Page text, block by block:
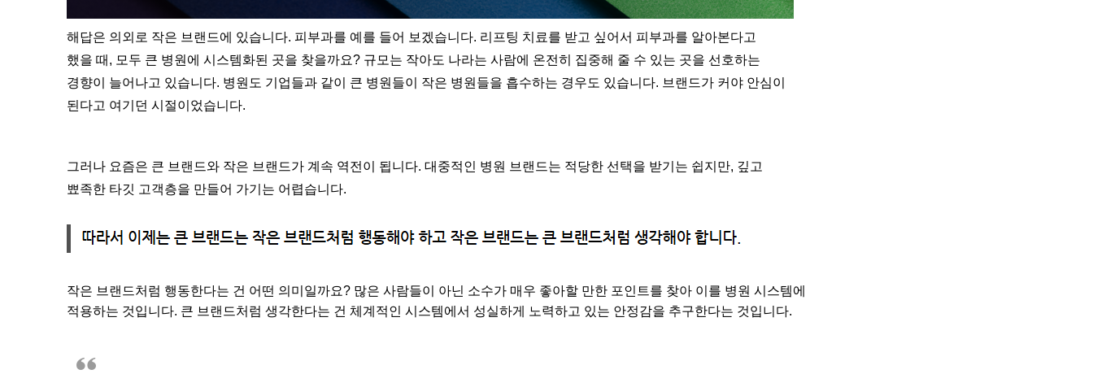
해답은 의외로 작은 브랜드에 있습니다. 피부과를 예를 들어 보겠습니다. 리프팅 치료를 받고 싶어서 피부과를 알아본다고
했을 때, 모두 큰 병원에 시스템화된 곳을 찾을까요? 규모는 작아도 나라는 사람에 온전히 집중해 줄 수 있는 곳을 선호하는
경향이 늘어나고 있습니다. 병원도 기업들과 같이 큰 병원들이 작은 병원들을 흡수하는 경우도 있습니다. 브랜드가 커야 안심이
된다고 여기던 시절이었습니다.
그러나 요즘은 큰 브랜드와 작은 브랜드가 계속 역전이 됩니다. 대중적인 병원 브랜드는 적당한 선택을 받기는 쉽지만, 깊고
뾰족한 타깃 고객층을 만들어 가기는 어렵습니다.
작은 브랜드처럼 행동한다는 건 어떤 의미일까요? 많은 사람들이 아닌 소수가 매우 좋아할 만한 포인트를 찾아 이를 병원 시스템에
적용하는 것입니다. 큰 브랜드처럼 생각한다는 건 체계적인 시스템에서 성실하게 노력하고 있는 안정감을 추구한다는 것입니다.